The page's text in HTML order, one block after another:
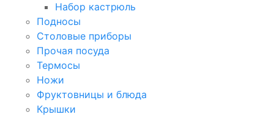
Набор кастрюль
Подносы
Столовые приборы
Прочая посуда
Термосы
Ножи
Фруктовницы и блюда
Крышки